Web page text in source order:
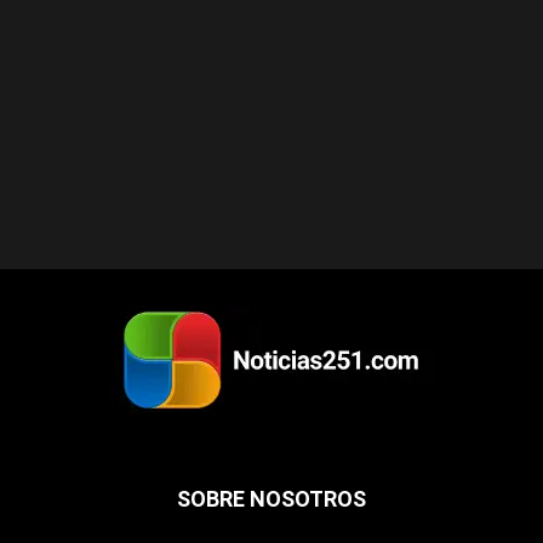
SOBRE NOSOTROS